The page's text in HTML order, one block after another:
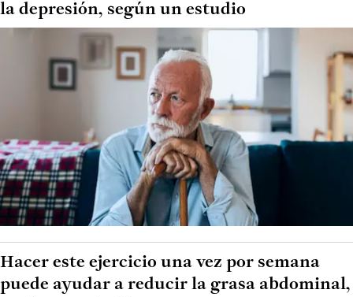
la depresión, según un estudio
Hacer este ejercicio una vez por semana
puede ayudar a reducir la grasa abdominal,